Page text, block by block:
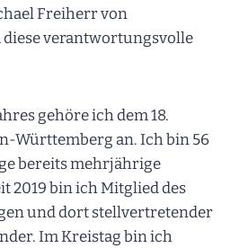
Freiherr von
verantwortungsvolle
gehöre ich dem 18.
Württemberg an. Ich bin 56
bereits mehrjährige
2019 bin ich Mitglied des
und dort stellvertretender
Im Kreistag bin ich